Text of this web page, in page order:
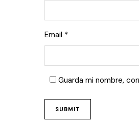
Email *
Guarda mi nombre,